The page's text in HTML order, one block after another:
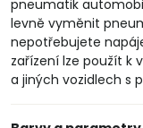
pneumatik
levně vyměnit
nepotřebujete
zařízení lze použít k
a jiných vozidlech s